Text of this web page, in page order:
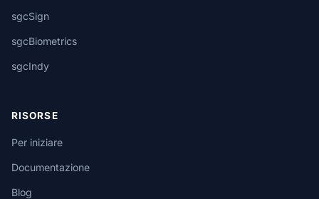
sgcSign
sgcBiometrics
sgcIndy
RISORSE
Per iniziare
Documentazione
Blog